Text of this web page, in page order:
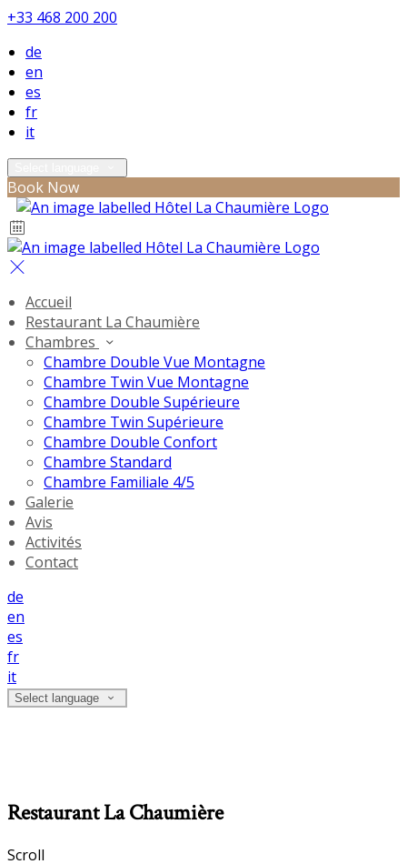
+33 468 200 200
de
en
es
fr
it
Book Now
Accueil
Restaurant La Chaumière
Chambres
Chambre Double Vue Montagne
Chambre Twin Vue Montagne
Chambre Double Supérieure
Chambre Twin Supérieure
Chambre Double Confort
Chambre Standard
Chambre Familiale 4/5
Galerie
Avis
Activités
Contact
de
en
es
fr
it
Select language
Restaurant La Chaumière
Scroll